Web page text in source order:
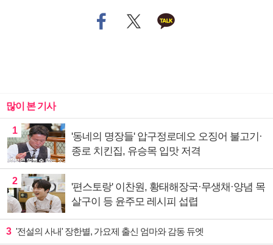
많이 본 기사
1
'동네의 명장들' 압구정로데오 오징어 불고기·
종로 치킨집, 유승목 입맛 저격
2
'편스토랑' 이찬원, 황태해장국·무생채·양념 목
살구이 등 윤주모 레시피 섭렵
3 '전설의 사내' 장한별, 가요제 출신 엄마와 감동 듀엣